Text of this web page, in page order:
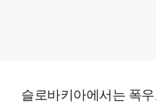
슬로바키아에서는 폭